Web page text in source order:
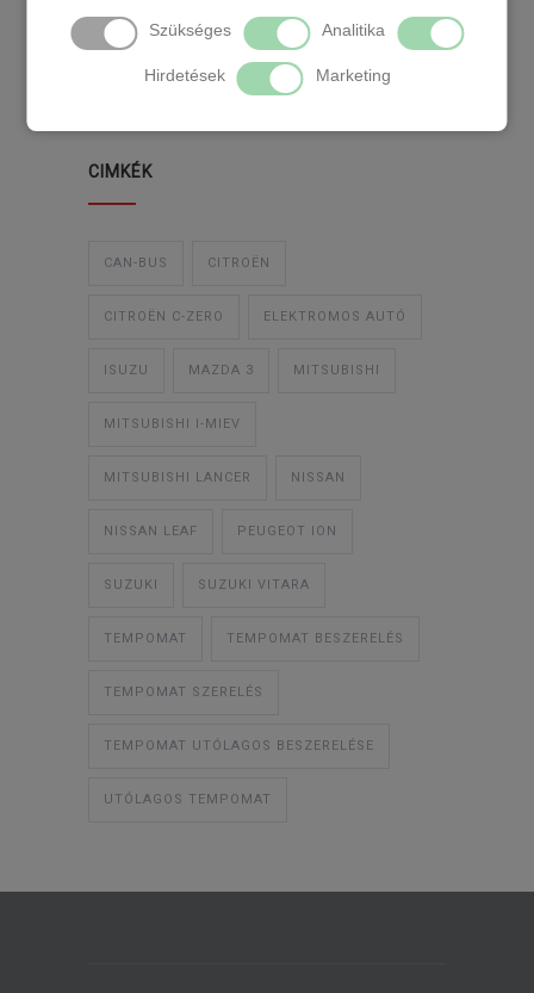
Szükséges Analitika
Hirdetések Marketing
TEMPOMAT TEMPOMAT BESZERELÉS
UTÓLAGOS TEMPOMAT
CIMKÉK
CAN-BUS CITROËN
CITROËN C-ZERO ELEKTROMOS AUTÓ
ISUZU MAZDA 3 MITSUBISHI
MITSUBISHI I-MIEV
MITSUBISHI LANCER NISSAN
NISSAN LEAF PEUGEOT ION
SUZUKI SUZUKI VITARA
TEMPOMAT TEMPOMAT BESZERELÉS
TEMPOMAT SZERELÉS
TEMPOMAT UTÓLAGOS BESZERELÉSE
UTÓLAGOS TEMPOMAT